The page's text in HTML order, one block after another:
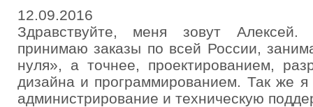
12.09.2016
Здравствуйте, меня зовут
принимаю заказы по всей России,
нуля», а точнее, проектированием,
дизайна и программированием. Так же
администрирование и техническую